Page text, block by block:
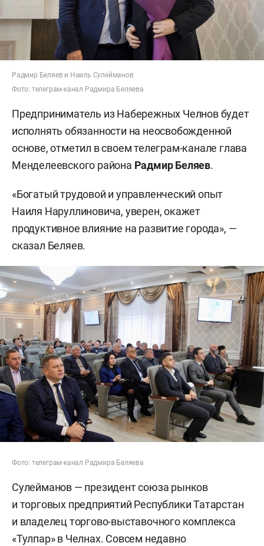
Радмир Беляев и Наиль Сулейманов
Фото: телеграм-канал Радмира Беляева
Предприниматель из Набережных Челнов будет
исполнять обязанности на неосвобожденной
основе, отметил в своем телеграм-канале глава
Менделеевского района Радмир Беляев.
«Богатый трудовой и управленческий опыт
Наиля Наруллиновича, уверен, окажет
продуктивное влияние на развитие города», —
сказал Беляев.
Фото: телеграм-канал Радмира Беляева
Сулейманов — президент союза рынков
и торговых предприятий Республики Татарстан
и владелец торгово-выставочного комплекса
«Тулпар» в Челнах. Совсем недавно